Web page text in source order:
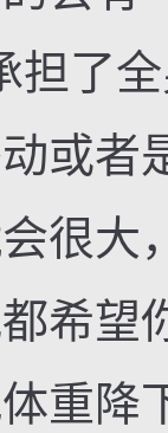
担了
或者
很大
希望
体重